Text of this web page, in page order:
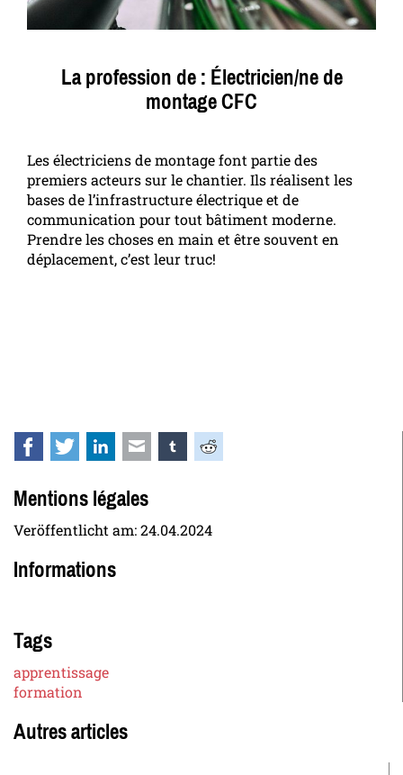
La profession de : Électricien/ne de
montage CFC
Les électriciens de montage font partie des
premiers acteurs sur le chantier. Ils réalisent les
bases de l’infrastructure électrique et de
communication pour tout bâtiment moderne.
Prendre les choses en main et être souvent en
déplacement, c’est leur truc!
Facebook
TwitterLinkedInE-mail tumblrReddit
Mentions légales
Veröffentlicht am:24.04.2024
Informations
Tags
apprentissage
formation
Autres articles